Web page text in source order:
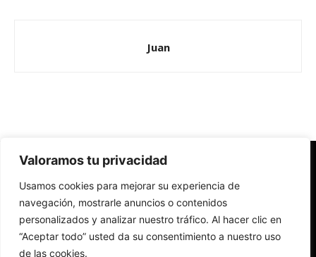
Valoramos tu privacidad
Usamos cookies para mejorar su experiencia de
navegación, mostrarle anuncios o contenidos
personalizados y analizar nuestro tráfico. Al hacer clic en
“Aceptar todo” usted da su consentimiento a nuestro uso
de las cookies.
Juan
Redes Cristianas
Una mirada alternativa sobre la Iglesia católica y la sociedad
- Colectivos de Redes Cristianas